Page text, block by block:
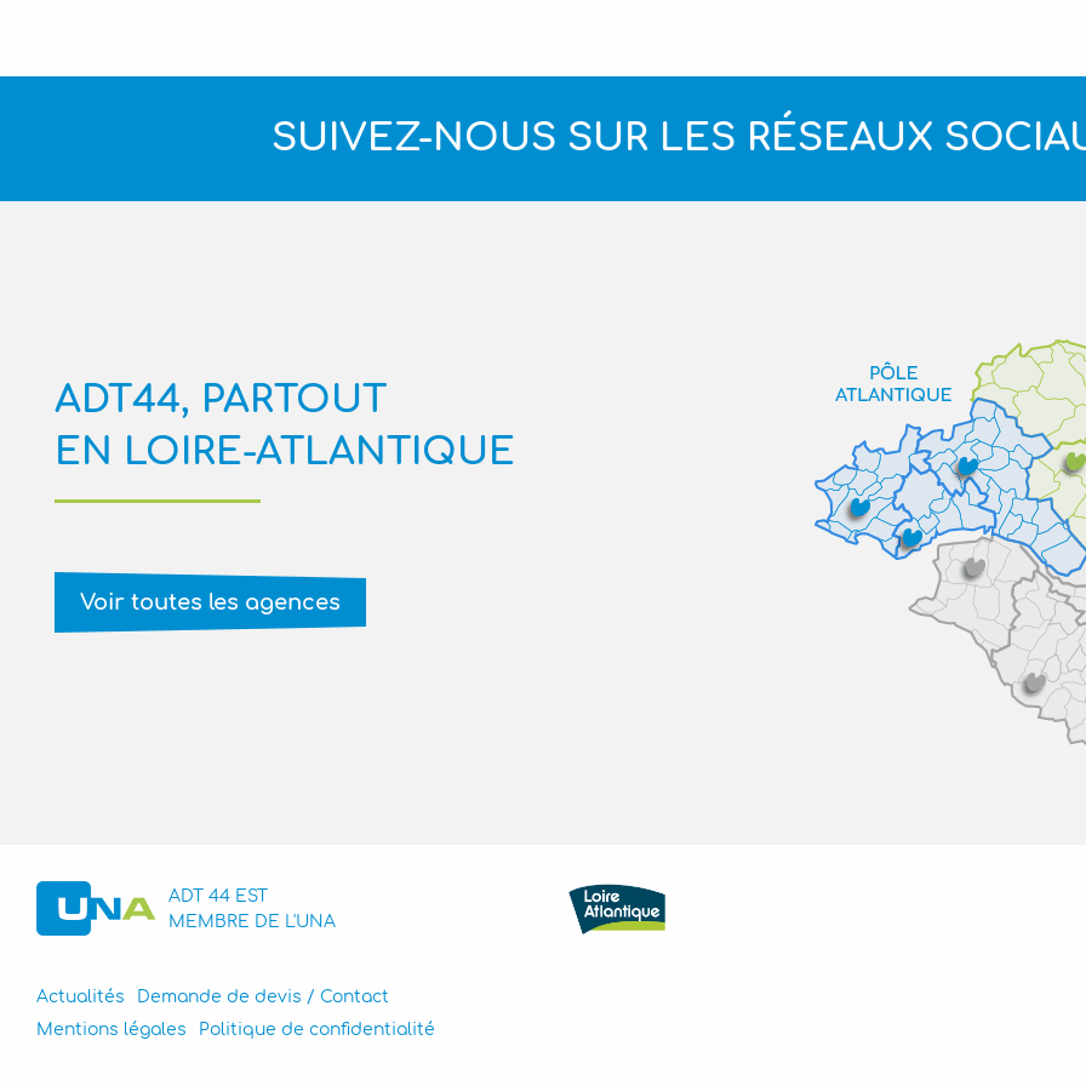
SUIVEZ-NOUS SUR LES RÉSEAUX
ADT44, PARTOUT
EN LOIRE-ATLANTIQUE
Voir toutes les agences
ADT 44 EST
MEMBRE DE L'UNA
Actualités
Demande de devis / Contact
Mentions légales
Politique de confidentialité